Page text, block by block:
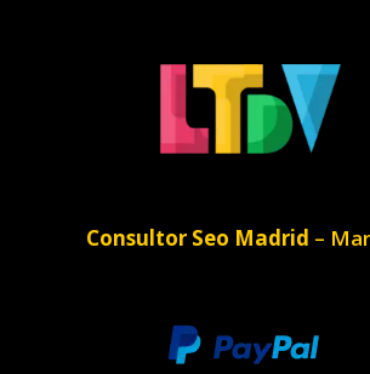
Consultor Seo Madrid –